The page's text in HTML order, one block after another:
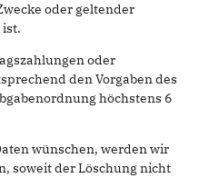
oder geltender
oder
den Vorgaben des
höchstens 6
wünschen, werden wir
soweit der Löschung nicht